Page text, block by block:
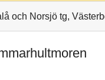
och Norsjö tg,